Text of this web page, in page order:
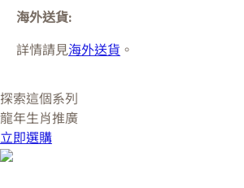
海外送貨:
詳情請見海外送貨 。
探索這個系列
龍年生肖推廣
立即選購